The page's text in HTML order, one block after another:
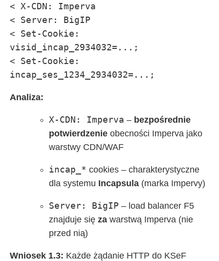
< X-CDN: Imperva
< Server: BigIP
< Set-Cookie:
visid_incap_2934032=...;
< Set-Cookie:
incap_ses_1234_2934032=...;
Analiza:
X-CDN: Imperva – bezpośrednie
potwierdzenie obecności Imperva jako
warstwy CDN/WAF
incap_* cookies – charakterystyczne
dla systemu Incapsula (marka Impervy)
Server: BigIP – load balancer F5
znajduje się za warstwą Imperva (nie
przed nią)
Wniosek 1.3: Każde żądanie HTTP do KSeF